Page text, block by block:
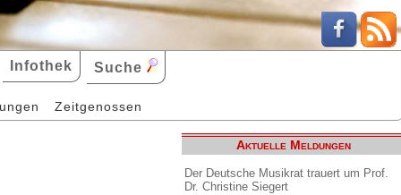
Infothek Suche
Zeitgenossen
Aktuelle Meldungen
Der Deutsche Musikrat trauert um Prof.
Dr. Christine Siegert